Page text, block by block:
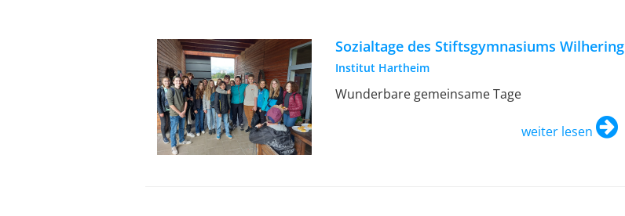
Sozialtage des Stiftsgymnasiums Wilhering
Institut Hartheim
Wunderbare gemeinsame Tage
weiter lesen